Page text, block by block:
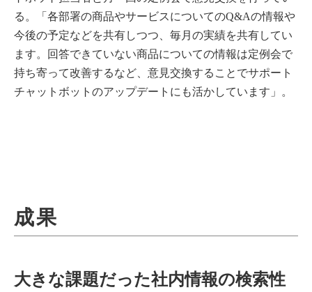
る。「各部署の商品やサービスについてのQ&Aの情報や
今後の予定などを共有しつつ、毎月の実績を共有してい
ます。回答できていない商品についての情報は定例会で
持ち寄って改善するなど、意見交換することでサポート
チャットボットのアップデートにも活かしています」。
成果
大きな課題だった社内情報の検索性